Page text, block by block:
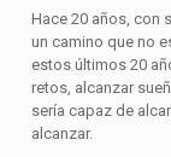
Hace 20 años, con
un camino que no
estos últimos 20
retos, alcanzar
sería capaz de
alcanzar.